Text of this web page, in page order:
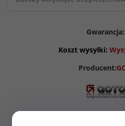
Gwarancja:
Koszt wysyłki:
Producent: